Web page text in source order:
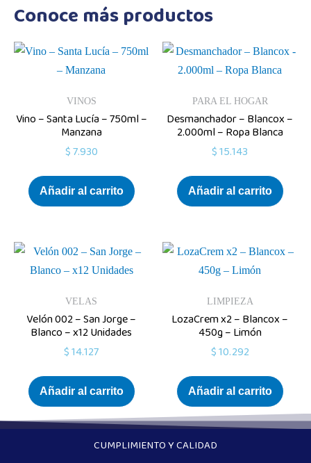
Conoce más productos
VINOS
Vino – Santa Lucía – 750ml –
Manzana
$7.930
Añadir al carrito
PARA EL HOGAR
Desmanchador – Blancox –
2.000ml – Ropa Blanca
$15.143
Añadir al carrito
VELAS
Velón 002 – San Jorge –
Blanco – x12 Unidades
$14.127
Añadir al carrito
LIMPIEZA
LozaCrem x2 – Blancox –
450g – Limón
$10.292
Añadir al carrito
CUMPLIMIENTO Y CALIDAD